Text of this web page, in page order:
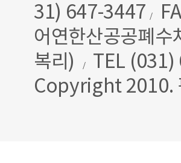
31) 647-3447 /
어연한산공공폐수
복리)
/
TEL
Copyright 2010.